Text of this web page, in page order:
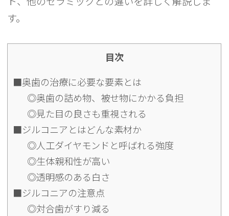
す。
目次
■奥歯の治療に必要な要素とは
◎奥歯の詰め物、被せ物にかかる負担
◎見た目の良さも重視される
■ジルコニアとはどんな素材か
◎人工ダイヤモンドと呼ばれる強度
◎生体親和性が高い
◎透明感のある白さ
■ジルコニアの注意点
◎対合歯がすり減る